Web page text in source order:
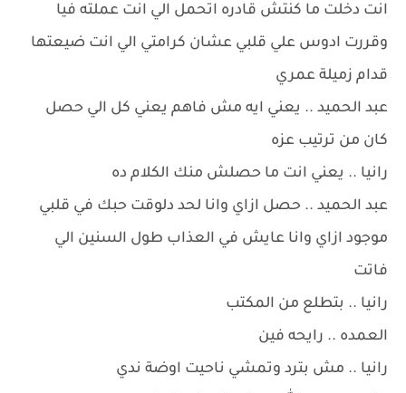
انت دخلت ما كنتش قادره اتحمل الي انت عملته فيا
وقررت ادوس علي قلبي عشان كرامتي الي انت ضيعتها
قدام زميلة عمري
عبد الحميد .. يعني ايه مش فاهم يعني كل الي حصل
كان من ترتيب عزه
رانيا .. يعني انت ما حصلش منك الكلام ده
عبد الحميد .. حصل ازاي وانا لحد دلوقت حبك في قلبي
موجود ازاي وانا عايش في العذاب طول السنين الي
فاتت
رانيا .. بتطلع من المكتب
العمده .. رايحه فين
رانيا .. مش بترد وتمشي ناحيت اوضة ندي